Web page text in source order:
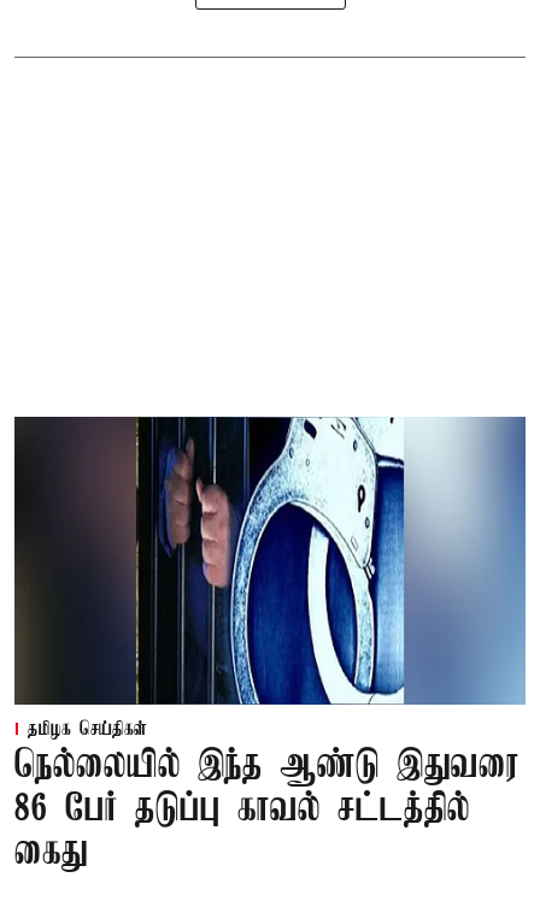
தமிழக செய்திகள்
நெல்லையில் இந்த ஆண்டு இதுவரை
86 பேர் தடுப்பு காவல் சட்டத்தில்
கைது